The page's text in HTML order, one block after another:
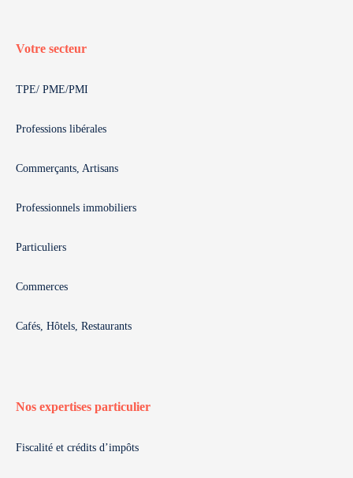
Votre secteur
TPE/ PME/PMI
Professions libérales
Commerçants, Artisans
Professionnels immobiliers
Particuliers
Commerces
Cafés, Hôtels, Restaurants
Nos expertises particulier
Fiscalité et crédits d’impôts